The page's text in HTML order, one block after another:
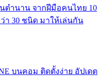
นตำนาน จากฝีมือคนไทย 10
า 30 ชนิด มาให้เล่นกัน
บนคอม ติดตั้งง่าย อัปเดต